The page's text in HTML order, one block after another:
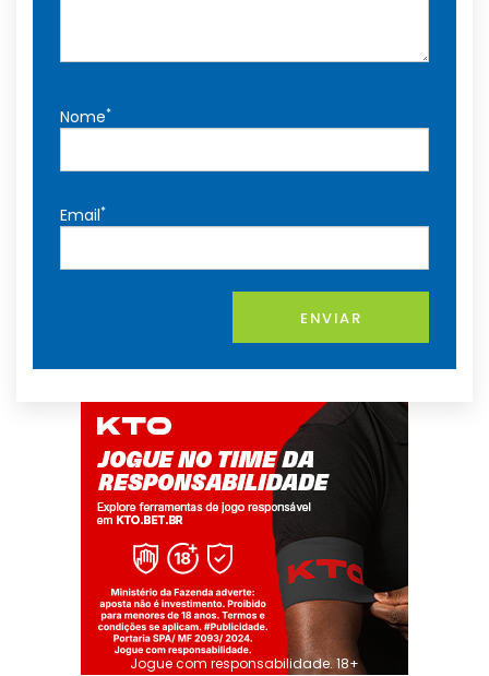
Nome*
Email*
ENVIAR
Jogue com responsabilidade. 18+